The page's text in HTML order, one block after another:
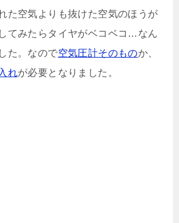
た空気よりも抜けた空気のほうが
てみたらタイヤがベコベコ…なん
た。なので空気圧計そのものか、
れが必要となりました。